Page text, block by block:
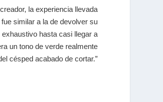
la experiencia llevada
similar a la de devolver su
hasta casi llegar a
un tono de verde realmente
césped acabado de cortar.”